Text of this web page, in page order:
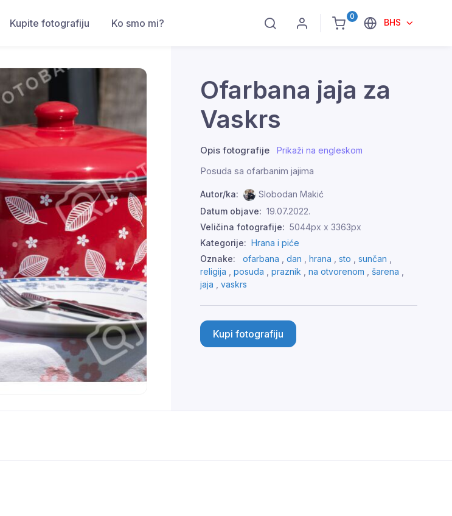
0
BHS
Kupite fotografiju Ko smo mi?
Ofarbana jaja za
Vaskrs
Opis fotografije Prikaži na engleskom
Posuda sa ofarbanim jajima
Autor/ka:
Slobodan Makić
Datum objave: 19.07.2022.
Veličina fotografije: 5044px x 3363px
Kategorije: Hrana i piće
Oznake:
ofarbana , dan , hrana , sto , sunčan ,
religija , posuda , praznik , na otvorenom , šarena ,
jaja , vaskrs
Kupi fotografiju